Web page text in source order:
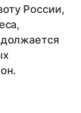
России,